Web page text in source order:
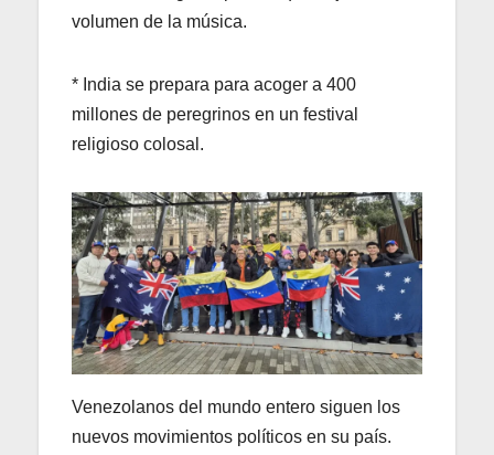
volumen de la música.
* India se prepara para acoger a 400
millones de peregrinos en un festival
religioso colosal.
Venezolanos del mundo entero siguen los
nuevos movimientos políticos en su país.